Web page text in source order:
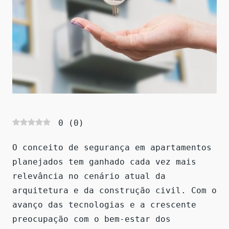
0 ( 0 )
O conceito de segurança em apartamentos
planejados tem ganhado cada vez mais
relevância no cenário atual da
arquitetura e da construção civil. Com o
avanço das tecnologias e a crescente
preocupação com o bem-estar dos